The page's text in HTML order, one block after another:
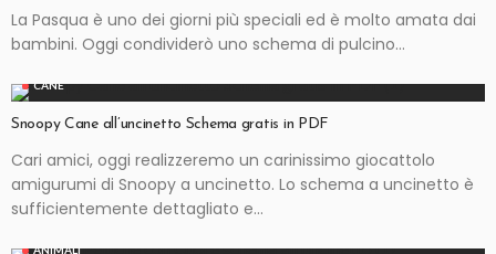
La Pasqua è uno dei giorni più speciali ed è molto amata dai
bambini. Oggi condividerò uno schema di pulcino...
CANE
Snoopy Cane all’uncinetto Schema gratis in PDF
Cari amici, oggi realizzeremo un carinissimo giocattolo
amigurumi di Snoopy a uncinetto. Lo schema a uncinetto è
sufficientemente dettagliato e...
ANIMALI